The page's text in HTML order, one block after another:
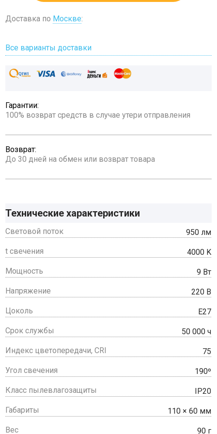
Доставка по Москве:
Все варианты доставки
Гарантии:
100% возврат средств в случае утери отправления
Возврат:
До 30 дней на обмен или возврат товара
Технические характеристики
Световой поток 950 лм
t свечения 4000 K
Мощность 9 Вт
Напряжение 220 В
Цоколь E27
Срок службы 50 000 ч
Индекс цветопередачи, CRI 75
Угол свечения 190º
Класс пылевлагозащиты IP20
Габариты 110 × 60 мм
Вес 90 г